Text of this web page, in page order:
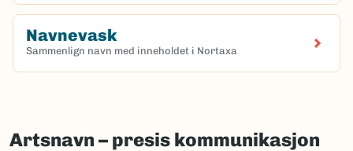
Navnevask
Sammenlign navn med inneholdet i Nortaxa
Artsnavn – presis kommunikasjon